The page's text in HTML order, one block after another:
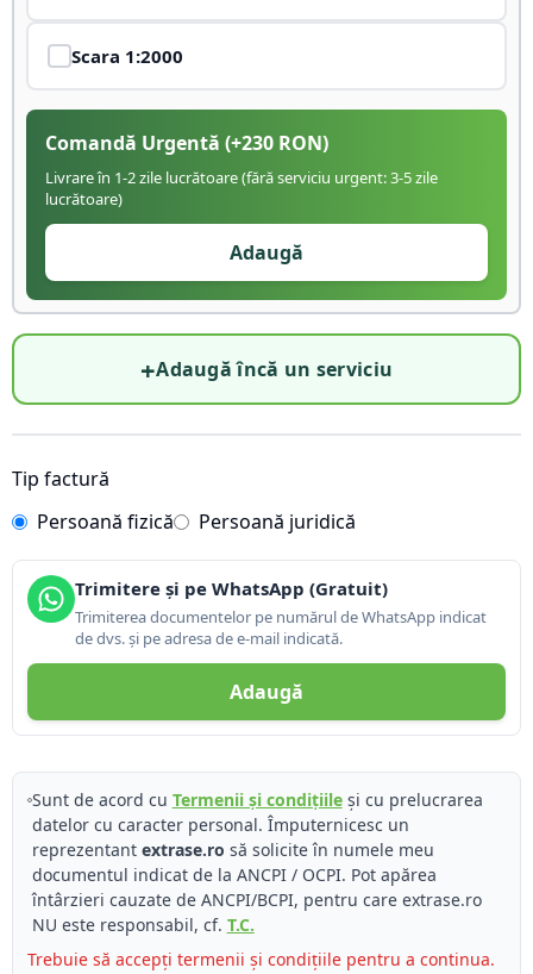
Scara 1:2000
Comandă Urgentă (+230 RON)
Livrare în 1-2 zile lucrătoare (fără serviciu urgent: 3-5 zile
lucrătoare)
Adaugă
+Adaugă încă un serviciu
Tip factură
Persoană fizică
Persoană juridică
Trimitere și pe WhatsApp (Gratuit)
Trimiterea documentelor pe numărul de WhatsApp indicat
de dvs. și pe adresa de e-mail indicată.
Adaugă
Sunt de acord cu Termenii și condițiileși cu prelucrarea
datelor cu caracter personal. Împuternicesc un
reprezentant extrase.ro să solicite în numele meu
documentul indicat de la ANCPI / OCPI. Pot apărea
întârzieri cauzate de ANCPI/BCPI, pentru care extrase.ro
NU este responsabil, cf. T.C.
Trebuie să accepți termenii și condițiile pentru a continua.